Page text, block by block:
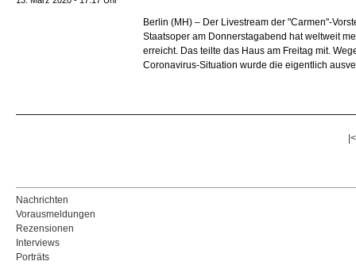
Berlin (MH) – Der Livestream der "Carmen"-
Staatsoper am Donnerstagabend hat weltweit
erreicht. Das teilte das Haus am Freitag mit.
Coronavirus-Situation wurde die eigentlich
|<
Nachrichten
Vorausmeldungen
Rezensionen
Interviews
Porträts